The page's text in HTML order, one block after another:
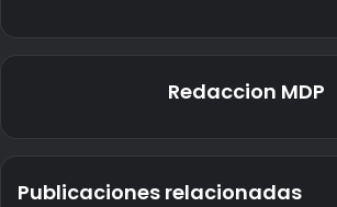
Redaccion MDP
Publicaciones relacionadas